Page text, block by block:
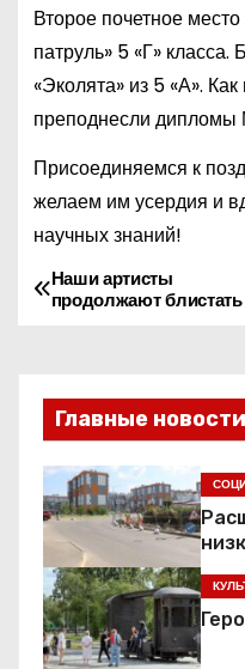
Второе почетное
патруль» 5 «Г»
«Эколята» из 5 «А».
преподнесли дипломы
Присоединяемся к
желаем им усердия и
научных знаний!
Н
в
и
г
а
ц
и
Наши артисты
продолжают блистать
Главные новости